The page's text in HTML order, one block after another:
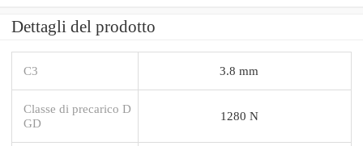
Dettagli del prodotto
C3 3.8 mm
Classe di precarico D
GD
1280 N